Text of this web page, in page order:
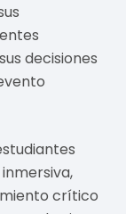
decisiones
crítico